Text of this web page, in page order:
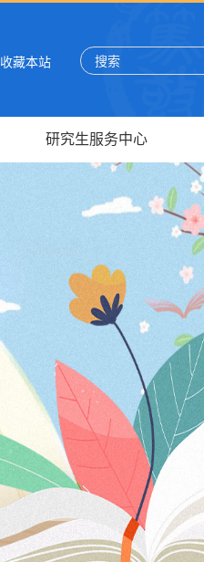
收藏本站
研究生服务中心